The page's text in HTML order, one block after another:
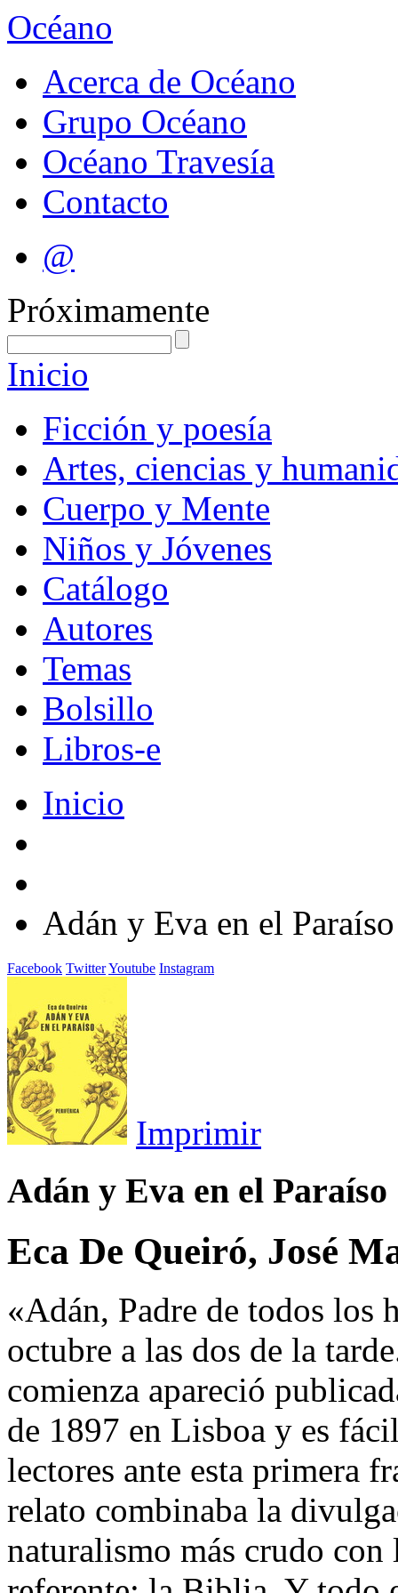
Océano
Acerca de Océano
Grupo Océano
Océano Travesía
Contacto
@
Próximamente
Inicio
Ficción y poesía
Artes, ciencias y
Cuerpo y Mente
Niños y Jóvenes
Catálogo
Autores
Temas
Bolsillo
Libros-e
Inicio
Adán y Eva en el Paraíso
Facebook TwitterYoutube Instagram
Imprimir
Adán y Eva en el Paraíso
Eca De Queiró, José
«Adán, Padre de todos los
octubre a las dos de la
comienza apareció
de 1897 en Lisboa y es
lectores ante esta primera
relato combinaba la
naturalismo más crudo